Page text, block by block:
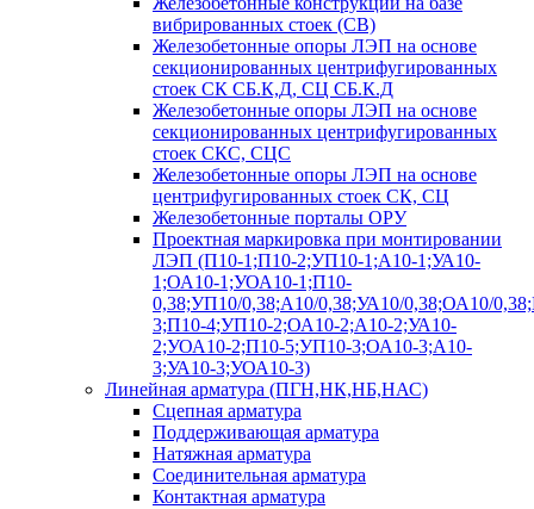
вибрированных стоек (СВ)
Железобетонные опоры ЛЭП на основе
секционированных центрифугированных
стоек СК СБ.К,Д, СЦ СБ.К.Д
Железобетонные опоры ЛЭП на основе
секционированных центрифугированных
стоек СКС, СЦС
Железобетонные опоры ЛЭП на основе
центрифугированных стоек СК, СЦ
Железобетонные порталы ОРУ
Проектная маркировка при монтировании
ЛЭП (П10-1;П10-2;УП10-1;А10-1;УА10-
1;ОА10-1;УОА10-1;П10-
0,38;УП10/0,38;А10/0,38;УА10/0,38;ОА10/
3;П10-4;УП10-2;ОА10-2;А10-2;УА10-
2;УОА10-2;П10-5;УП10-3;ОА10-3;А10-
3;УА10-3;УОА10-3)
Линейная арматура (ПГН,НК,НБ,НАС)
Сцепная арматура
Поддерживающая арматура
Натяжная арматура
Соединительная арматура
Контактная арматура